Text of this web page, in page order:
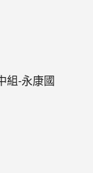
組-永康國